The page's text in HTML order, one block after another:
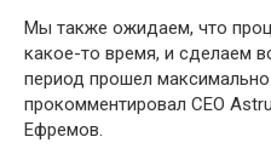
Мы также ожидаем, что
какое-то время, и сделаем
период прошел
прокомментировал CEO
Ефремов.